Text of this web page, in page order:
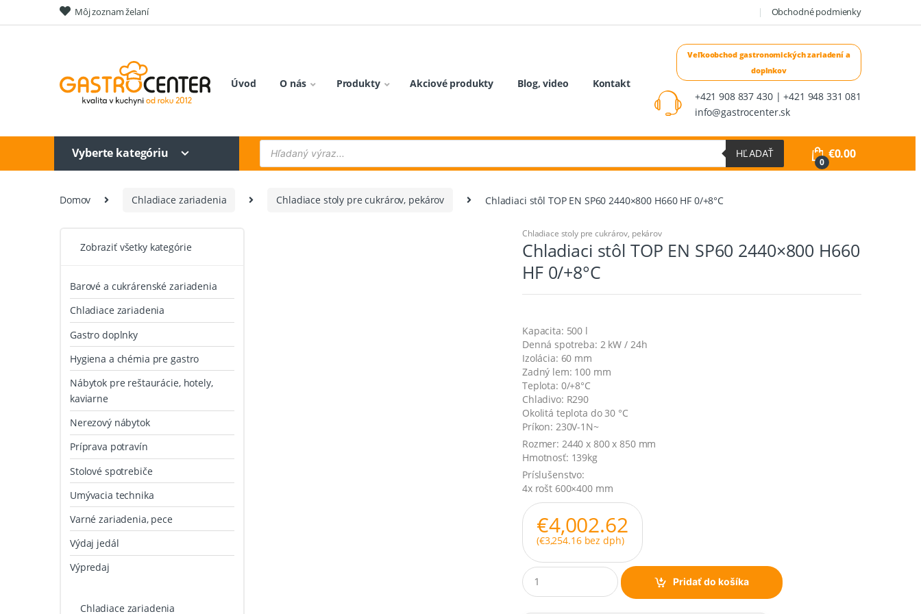
to
to
Môj zoznam želaní Obchodné podmienky
Úvod O nás Produkty Akciové produkty Blog, video
Kontakt
+421 908 837 430 | +421 948 331 081
info@gastrocenter.sk
Vyberte kategóriu
Products
search
HĽADAŤ
0
€0.00
Domov Chladiace zariadenia Chladiace stoly pre cukrárov, pekárov Chladiaci stôl TOP EN SP60 2440×800 H660 HF 0/+8°C
Chladiace stoly pre cukrárov, pekárov
Chladiaci stôl TOP EN SP60 2440×800 H660
HF 0/+8°C
Kapacita: 500 l
Denná spotreba: 2 kW / 24h
Izolácia: 60 mm
Zadný lem: 100 mm
Teplota: 0/+8°C
Chladivo: R290
Okolitá teplota do 30 °C
Príkon: 230V-1N~
Rozmer: 2440 x 800 x 850 mm
Hmotnosť: 139kg
Príslušenstvo:
4x rošt 600×400 mm
€4,002.62
(€3,254.16bez dph)
Q
u
Pridať do košíka
Zobraziť všetky kategórie
Barové a cukrárenské zariadenia
Chladiace zariadenia
Gastro doplnky
Hygiena a chémia pre gastro
Nábytok pre reštaurácie, hotely,
kaviarne
Nerezový nábytok
Príprava potravín
Stolové spotrebiče
Umývacia technika
Varné zariadenia, pece
Výdaj jedál
Výpredaj
Chladiace zariadenia